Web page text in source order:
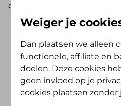
op maat en verantwoord
Vergoedingen Plus-
Heb je een collectieve
met het Plus-pakket?
de basisverzekering
jouw pakketnaam
Toon meer..
Weiger je
Dan plaatsen we alleen
functionele, affiliate en
doelen. Deze cookies
geen invloed op je
cookies plaatsen